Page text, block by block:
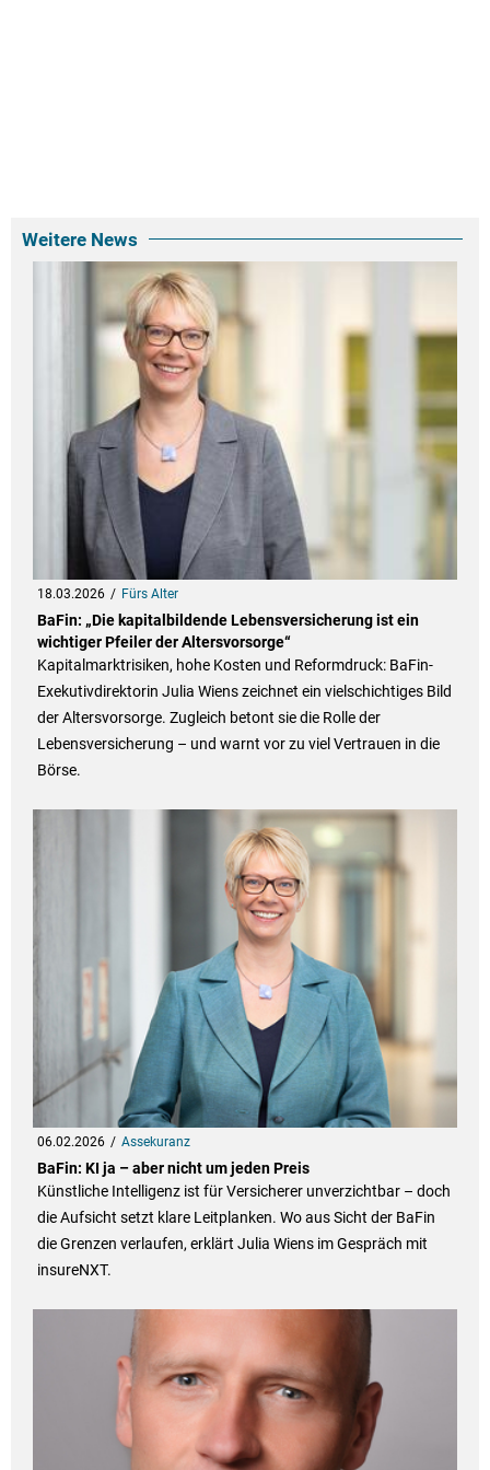
Weitere News
18.03.2026 Fürs Alter
BaFin: „Die kapitalbildende Lebensversicherung ist ein
wichtiger Pfeiler der Altersvorsorge“
Kapitalmarktrisiken, hohe Kosten und Reformdruck: BaFin-
Exekutivdirektorin Julia Wiens zeichnet ein vielschichtiges Bild
der Altersvorsorge. Zugleich betont sie die Rolle der
Lebensversicherung – und warnt vor zu viel Vertrauen in die
Börse.
06.02.2026 Assekuranz
BaFin: KI ja – aber nicht um jeden Preis
Künstliche Intelligenz ist für Versicherer unverzichtbar – doch
die Aufsicht setzt klare Leitplanken. Wo aus Sicht der BaFin
die Grenzen verlaufen, erklärt Julia Wiens im Gespräch mit
insureNXT.